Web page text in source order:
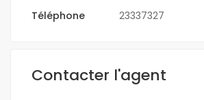
Téléphone 23337327
Contacter l'agent